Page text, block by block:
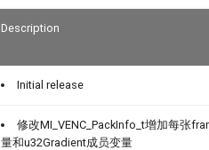
Description
Initial release
修改MI_VENC_PackInfo_t增加每张
量和u32Gradient成员变量